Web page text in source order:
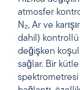
atmosfer
N₂, Ar ve
dahil) kontrollü
değişken
sağlar. Bir kütle
spektrometresi